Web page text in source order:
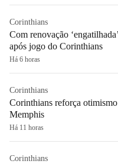
Corinthians
Com renovação
após jogo do Corinthians
Há 6 horas
Corinthians
Corinthians reforça
Memphis
Há 11 horas
Corinthians